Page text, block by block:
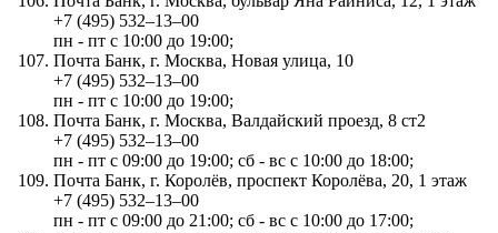
+7 (495) 532‒13‒00
пн - пт с 10:00 до 19:00;
Почта Банк, г. Москва, Новая улица, 10
+7 (495) 532‒13‒00
пн - пт с 10:00 до 19:00;
Почта Банк, г. Москва, Валдайский проезд, 8 ст2
+7 (495) 532‒13‒00
пн - пт с 09:00 до 19:00; сб - вс с 10:00 до 18:00;
Почта Банк, г. Королёв, проспект Королёва, 20, 1 этаж
+7 (495) 532‒13‒00
пн - пт с 09:00 до 21:00; сб - вс с 10:00 до 17:00;